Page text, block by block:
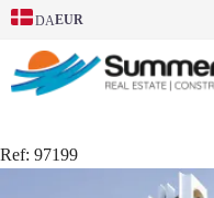
DAEUR
Ref: 97199